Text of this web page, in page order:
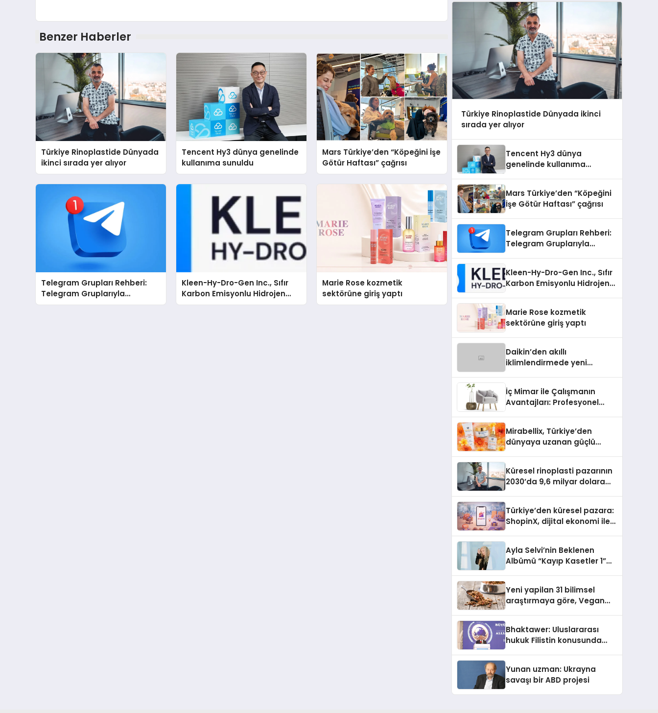
Benzer Haberler
Türkiye Rinoplastide Dünyada
ikinci sırada yer alıyor
Tencent Hy3 dünya genelinde
kullanıma sunuldu
Mars Türkiye’den “Köpeğini İşe
Götür Haftası” çağrısı
Telegram Grupları Rehberi:
Telegram Gruplarıyla
Markanızı veya Topluluğunuzu
Kleen-Hy-Dro-Gen Inc., Sıfır
Karbon Emisyonlu Hidrojen
Isıtma Teknolojisinde ISO ve
Marie Rose kozmetik
sektörüne giriş yaptı
Türkiye Rinoplastide Dünyada ikinci
sırada yer alıyor
Tencent Hy3 dünya
genelinde kullanıma
Mars Türkiye’den “Köpeğini
İşe Götür Haftası” çağrısı
Telegram Grupları Rehberi:
Telegram Gruplarıyla
Kleen-Hy-Dro-Gen Inc., Sıfır
Karbon Emisyonlu Hidrojen
Aldı
Marie Rose kozmetik
sektörüne giriş yaptı
Daikin’den akıllı
iklimlendirmede yeni
İç Mimar ile Çalışmanın
Avantajları: Profesyonel
Mirabellix, Türkiye’den
dünyaya uzanan güçlü
Küresel rinoplasti pazarının
2030’da 9,6 milyar dolara
Türkiye’den küresel pazara:
ShopinX, dijital ekonomi ile
Ayla Selvi’nin Beklenen
Albümü “Kayıp Kasetler 1”
Yeni yapilan 31 bilimsel
araştırmaya göre, Vegan
Sindirildiğini Ortaya Koydu
Bhaktawer: Uluslararası
hukuk Filistin konusunda
Yunan uzman: Ukrayna
savaşı bir ABD projesi